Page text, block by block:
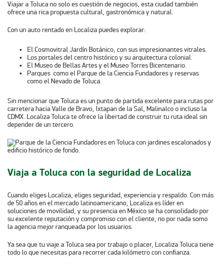
Viajar a Toluca no solo es cuestión de negocios, esta ciudad también
ofrece una rica propuesta cultural, gastronómica y natural.
Con un auto rentado en Localiza puedes explorar:
El Cosmovitral Jardín Botánico, con sus impresionantes vitrales.
Los portales del centro histórico y su arquitectura colonial.
El Museo de Bellas Artes y el Museo Torres Bicentenario.
Parques como el Parque de la Ciencia Fundadores y reservas
como el Nevado de Toluca.
Sin mencionar que Toluca es un punto de partida excelente para rutas por
carretera hacia Valle de Bravo, Ixtapan de la Sal, Malinalco o incluso la
CDMX. Localiza Toluca te ofrece la libertad de construir tu ruta ideal sin
depender de un tercero.
Viaja a Toluca con la seguridad de Localiza
Cuando eliges Localiza, eliges seguridad, experiencia y respaldo. Con más
de 50 años en el mercado latinoamericano, Localiza es líder en
soluciones de movilidad, y su presencia en México se ha consolidado por
su excelente reputación y compromiso con el cliente, no por nada somo
la agencia mejor ranqueada por los usuarios.
Ya sea que tu viaje a Toluca sea por trabajo o placer, Localiza Toluca tiene
todo lo que necesitas para recorrer cada kilómetro con confianza.